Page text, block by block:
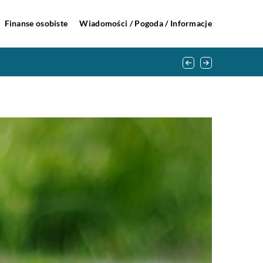
Finanse osobiste Wiadomości / Pogoda / Informacje